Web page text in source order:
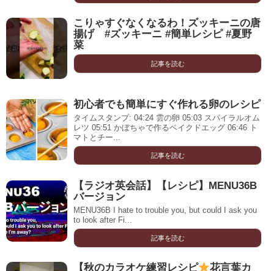
こりゃすぐなくなるわ！ズッキーニの唐
揚げ #ズッキーニ #簡単レシピ #夏野
菜
記事を読む
初心者でも簡単にすぐ作れる卵のレシピ
タイムスタンプ: 04:24 雲の卵 05:03 スパイラルオム
レツ 05:51 かぼちゃで作るベイクドエッグ 06:46 ト
マトとチー...
記事を読む
【ラジオ英会話】【レシピ】MENU36B
バージョン
MENU36B I hate to trouble you, but could I ask you
to look after Fi...
記事を読む
【秋のカラオケ練習レシピ 花言葉カ